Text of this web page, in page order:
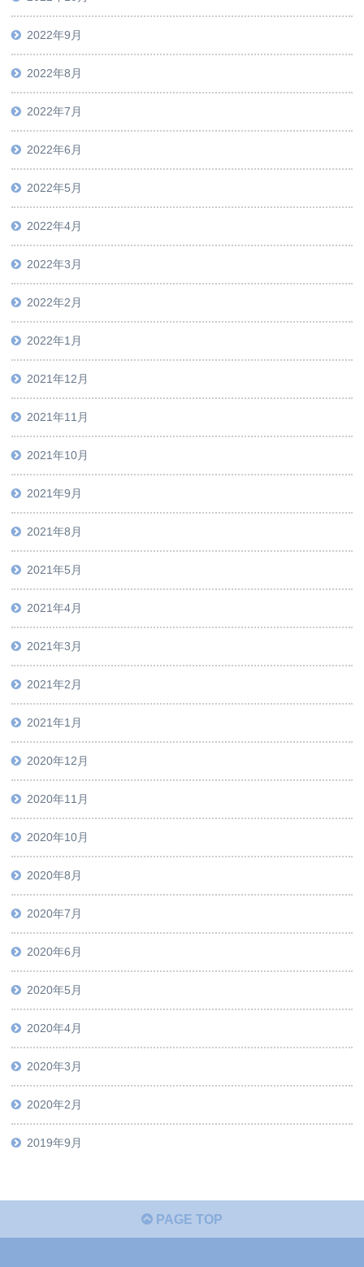
2022年9月
2022年8月
2022年7月
2022年6月
2022年5月
2022年4月
2022年3月
2022年2月
2022年1月
2021年12月
2021年11月
2021年10月
2021年9月
2021年8月
2021年5月
2021年4月
2021年3月
2021年2月
2021年1月
2020年12月
2020年11月
2020年10月
2020年8月
2020年7月
2020年6月
2020年5月
2020年4月
2020年3月
2020年2月
2019年9月
PAGE TOP